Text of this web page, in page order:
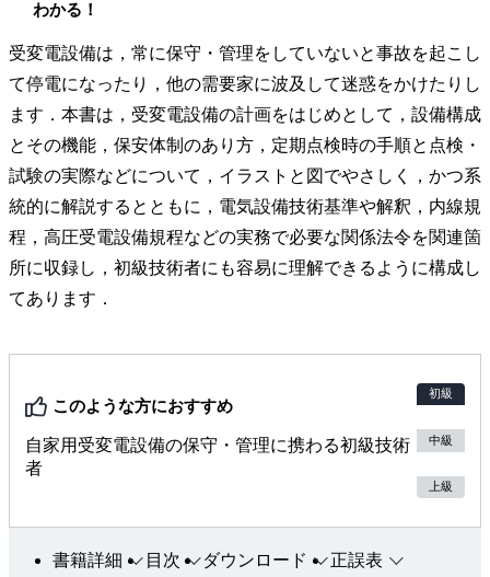
わかる！
受変電設備は，常に保守・管理をしていないと事故を起こし
て停電になったり，他の需要家に波及して迷惑をかけたりし
ます．本書は，受変電設備の計画をはじめとして，設備構成
とその機能，保安体制のあり方，定期点検時の手順と点検・
試験の実際などについて，イラストと図でやさしく，かつ系
統的に解説するとともに，電気設備技術基準や解釈，内線規
程，高圧受電設備規程などの実務で必要な関係法令を関連箇
所に収録し，初級技術者にも容易に理解できるように構成し
てあります．
このような方におすすめ
自家用受変電設備の保守・管理に携わる初級技術
者
初級
中級
上級
書籍詳細 目次 ダウンロード 正誤表